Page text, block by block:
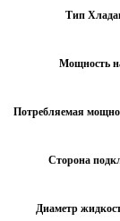
Тип
Мощность
Потребляемая
Сторона
Диаметр